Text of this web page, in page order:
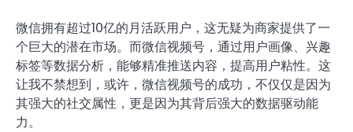
微信拥有超过10亿的月活跃用户，这无疑为商家提供了一
个巨大的潜在市场。而微信视频号，通过用户画像、兴趣
标签等数据分析，能够精准推送内容，提高用户粘性。这
让我不禁想到，或许，微信视频号的成功，不仅仅是因为
其强大的社交属性，更是因为其背后强大的数据驱动能
力。